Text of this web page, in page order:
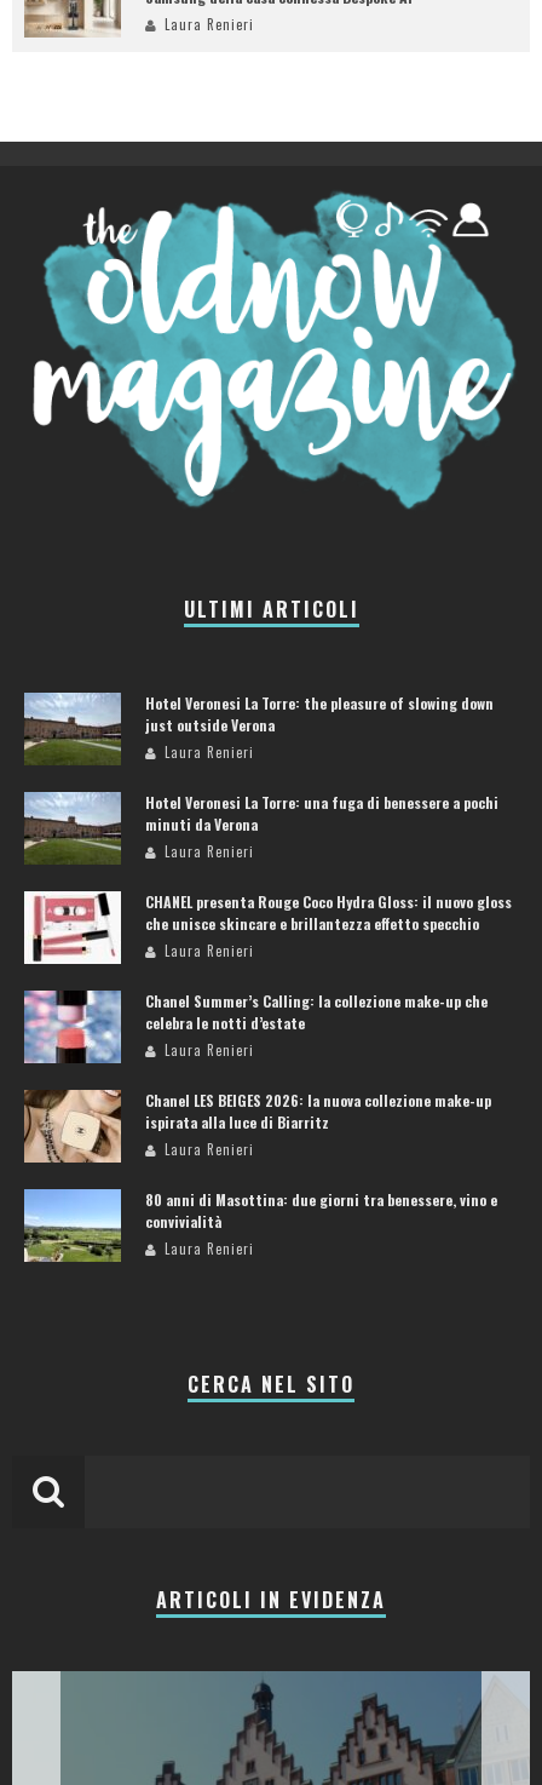
Laura Renieri
ULTIMI ARTICOLI
Hotel Veronesi La Torre: the pleasure of slowing down
just outside Verona
Laura Renieri
Hotel Veronesi La Torre: una fuga di benessere a pochi
minuti da Verona
Laura Renieri
CHANEL presenta Rouge Coco Hydra Gloss: il nuovo gloss
che unisce skincare e brillantezza effetto specchio
Laura Renieri
Chanel Summer’s Calling: la collezione make-up che
celebra le notti d’estate
Laura Renieri
Chanel LES BEIGES 2026: la nuova collezione make-up
ispirata alla luce di Biarritz
Laura Renieri
80 anni di Masottina: due giorni tra benessere, vino e
convivialità
Laura Renieri
CERCA NEL SITO
ARTICOLI IN EVIDENZA